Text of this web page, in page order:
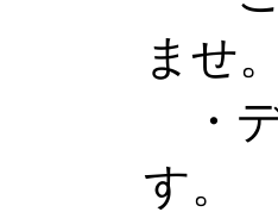
ませ。
・デ
す。